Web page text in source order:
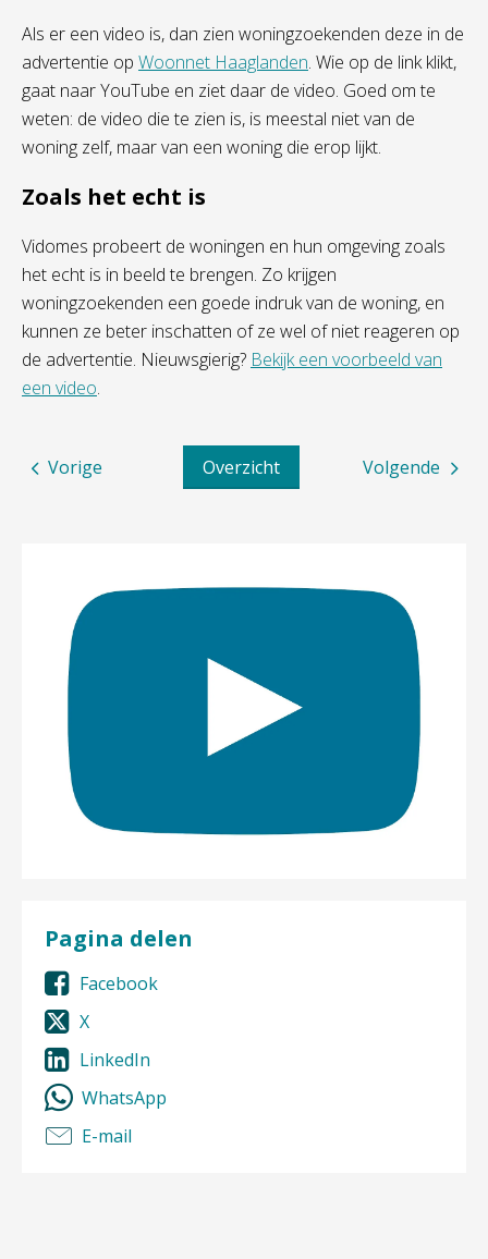
Als er een video is, dan zien woningzoekenden deze in de
advertentie op Woonnet Haaglanden. Wie op de link klikt,
gaat naar YouTube en ziet daar de video. Goed om te
weten: de video die te zien is, is meestal niet van de
woning zelf, maar van een woning die erop lijkt.
Zoals het echt is
Vidomes probeert de woningen en hun omgeving zoals
het echt is in beeld te brengen. Zo krijgen
woningzoekenden een goede indruk van de woning, en
kunnen ze beter inschatten of ze wel of niet reageren op
de advertentie. Nieuwsgierig? Bekijk een voorbeeld van
een video.
Volgende
Overzicht
Vorige
Pagina delen
Facebook
X
LinkedIn
WhatsApp
E-mail